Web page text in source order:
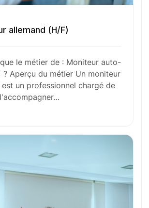
avecnous?
plus !
votrecandidature
spontanée
Votre e-mail
allemand (H/F)
le métier de : Moniteur auto-
? Aperçu du métier Un moniteur
un professionnel chargé de